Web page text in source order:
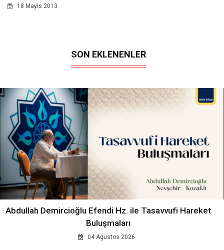
18 Mayis 2013
SON EKLENENLER
Abdullah Demircioğlu Efendi Hz. ile Tasavvufi Hareket
Buluşmaları
04 Agustos 2026